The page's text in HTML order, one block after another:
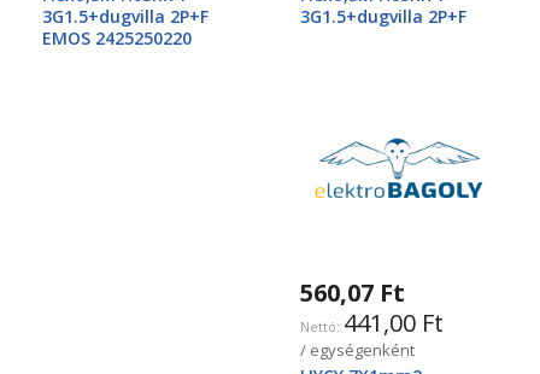
3G1.5+dugvilla 2P+F
EMOS 2425250220
3G1.5+dugvilla 2P+F
560,07 Ft
441,00 Ft
/ egységenként